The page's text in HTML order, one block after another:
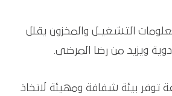
التشغيـل والمخزون يقلل
ويزيد من رضا المرضى.
توفر بيئة شفافة ومهيئة لاتخاذ